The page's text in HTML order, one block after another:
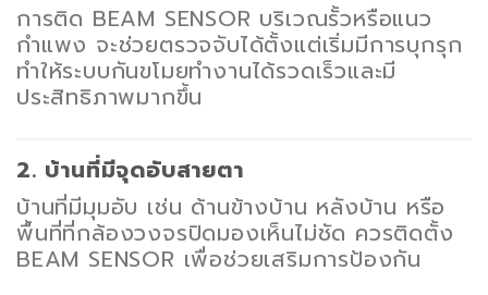
การติด BEAM SENSOR บริเวณรั้วหรือแนว
กำแพง จะช่วยตรวจจับได้ตั้งแต่เริ่มมีการบุกรุก
ทำให้ระบบกันขโมยทำงานได้รวดเร็วและมี
ประสิทธิภาพมากขึ้น
2. บ้านที่มีจุดอับสายตา
บ้านที่มีมุมอับ เช่น ด้านข้างบ้าน หลังบ้าน หรือ
พื้นที่ที่กล้องวงจรปิดมองเห็นไม่ชัด ควรติดตั้ง
BEAM SENSOR เพื่อช่วยเสริมการป้องกัน